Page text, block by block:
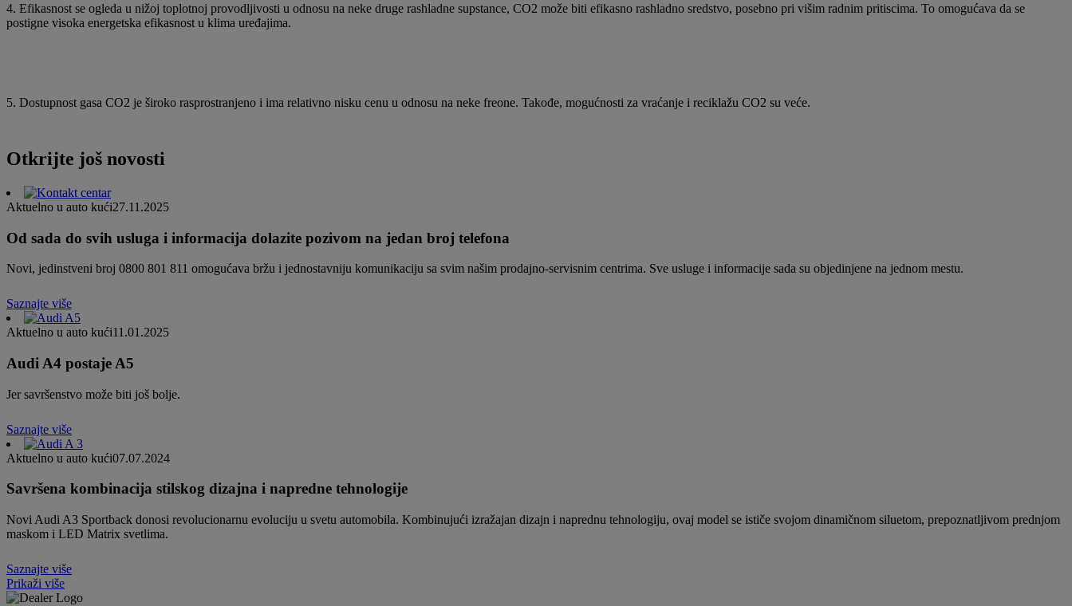
4. Efikasnost se ogleda u nižoj toplotnoj provodljivosti u odnosu na neke druge rashladne supstance, CO2 može biti efikasno rashladno sredstvo, posebno pri višim radnim pritiscima. To omogućava da se
postigne visoka energetska efikasnost u klima uređajima.
5. Dostupnost gasa CO2 je široko rasprostranjeno i ima relativno nisku cenu u odnosu na neke freone. Takođe, mogućnosti za vraćanje i reciklažu CO2 su veće.
Otkrijte još novosti
Aktuelno u auto kući27.11.2025
Od sada do svih usluga i informacija dolazite pozivom na jedan broj telefona
Novi, jedinstveni broj 0800 801 811 omogućava bržu i jednostavniju komunikaciju sa svim našim prodajno-servisnim centrima. Sve usluge i informacije sada su objedinjene na jednom mestu.
Saznajte više
Aktuelno u auto kući11.01.2025
Audi A4 postaje A5
Jer savršenstvo može biti još bolje.
Saznajte više
Aktuelno u auto kući07.07.2024
Savršena kombinacija stilskog dizajna i napredne tehnologije
Novi Audi A3 Sportback donosi revolucionarnu evoluciju u svetu automobila. Kombinujući izražajan dizajn i naprednu tehnologiju, ovaj model se ističe svojom dinamičnom siluetom, prepoznatljivom prednjom
maskom i LED Matrix svetlima.
Saznajte više
Prikaži više